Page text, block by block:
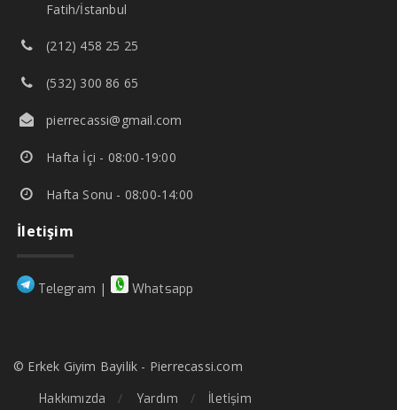
Fatih/İstanbul
(212) 458 25 25
(532) 300 86 65
pierrecassi@gmail.com
Hafta İçi - 08:00-19:00
Hafta Sonu - 08:00-14:00
İletişim
Telegram | Whatsapp
© Erkek Giyim Bayilik - Pierrecassi.com
Hakkımızda
Yardım İletişim